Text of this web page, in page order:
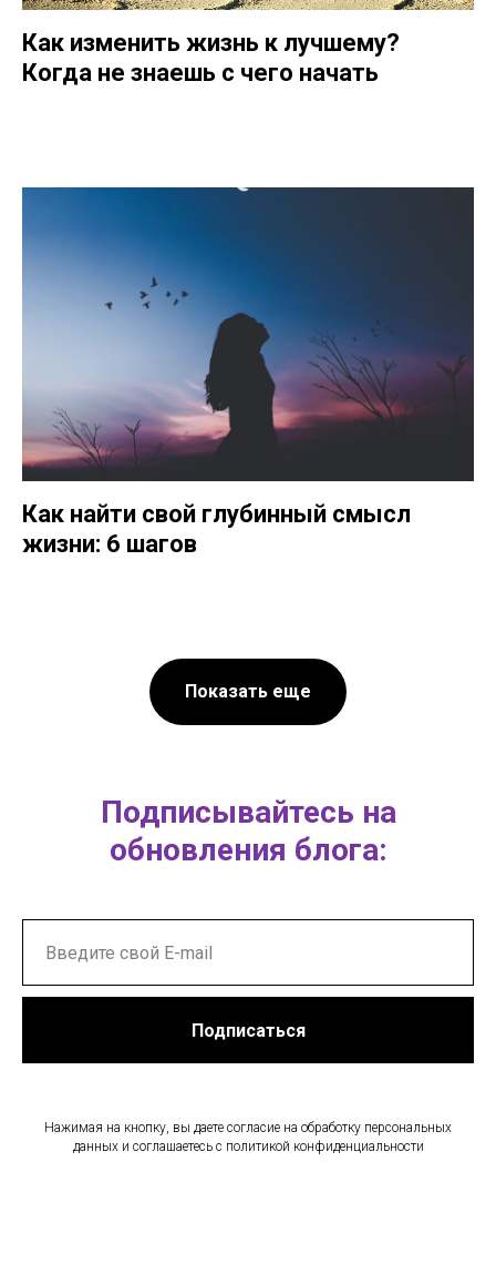
Как изменить жизнь к лучшему?
Когда не знаешь с чего начать
Как найти свой глубинный смысл
жизни: 6 шагов
Показать еще
Подписывайтесь на
обновления блога:
Подписаться
Нажимая на кнопку, вы даете согласие на обработку персональных
данных и соглашаетесь c политикой конфиденциальности